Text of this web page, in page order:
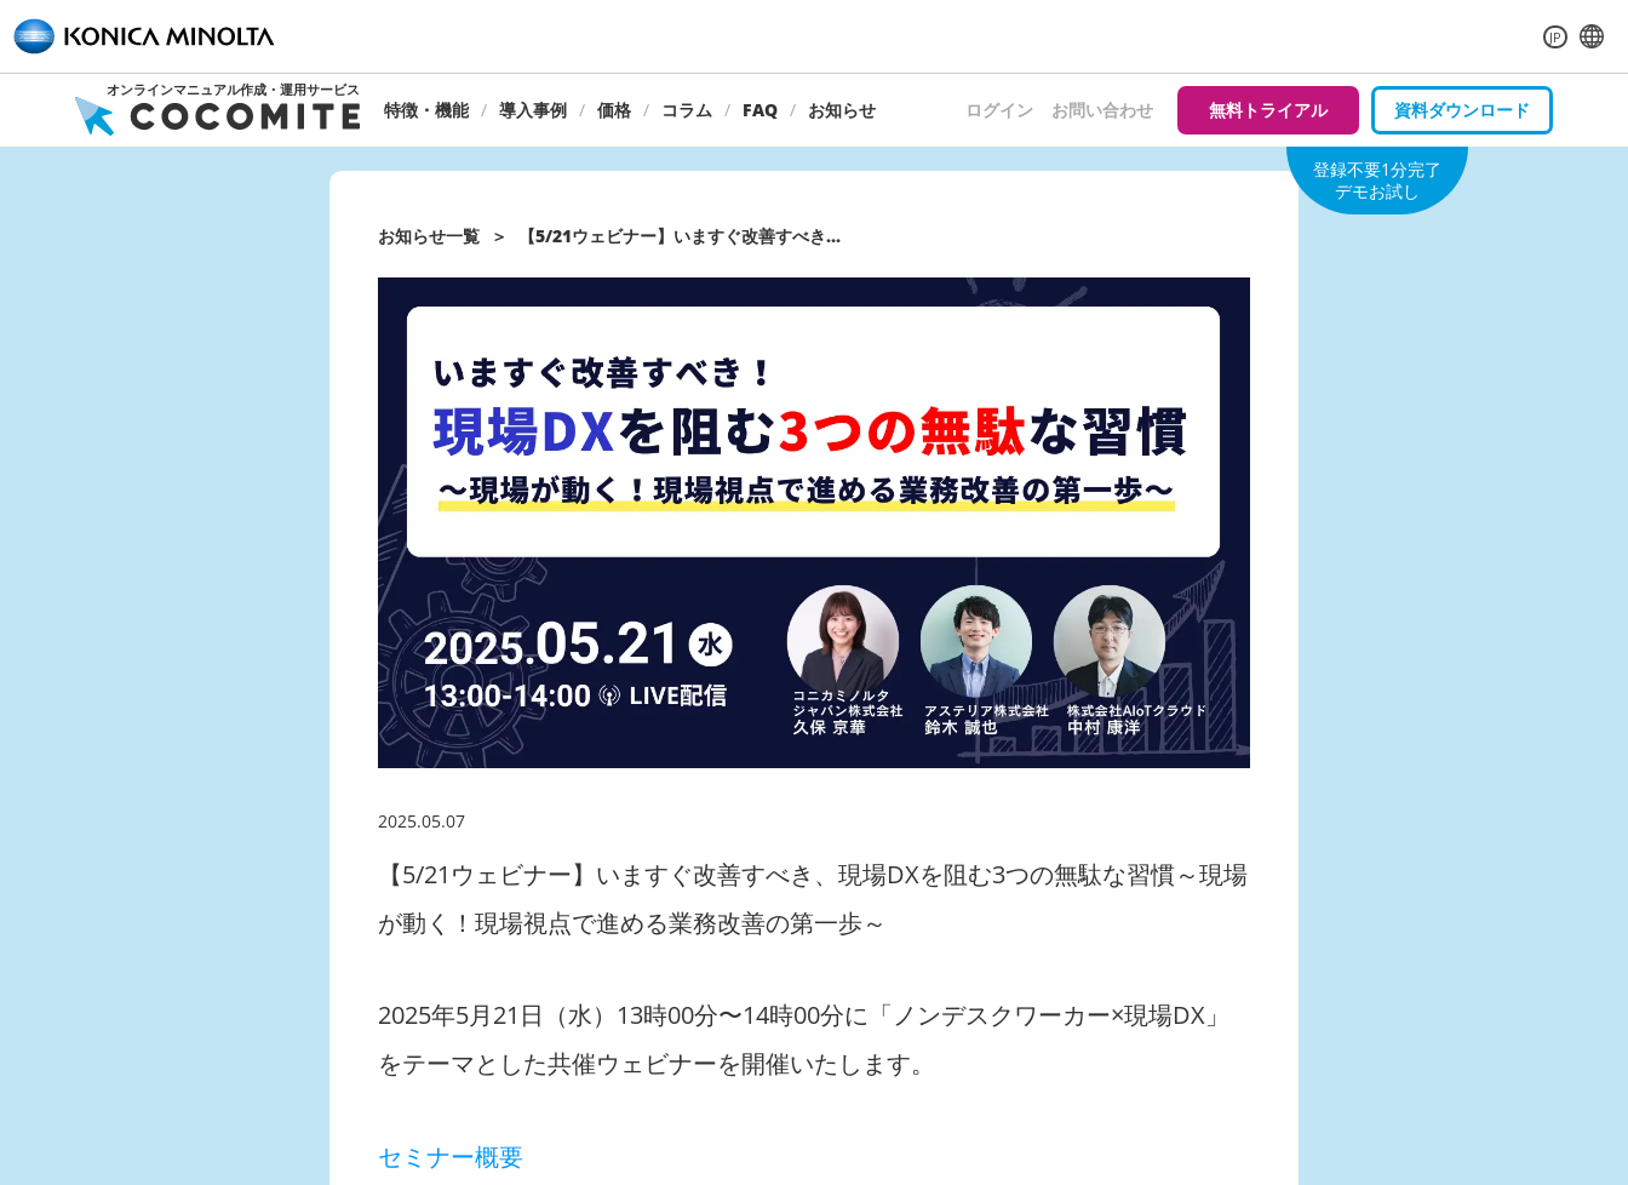
JP
登録不要1分完了
デモお試し
オンラインマニュアル作成・運用サービス
特徴・機能 導入事例 価格 コラム FAQ お知らせ ログイン お問い合わせ 無料トライアル 資料ダウンロード
お知らせ一覧 【5/21ウェビナー】いますぐ改善すべき...
2025.05.07
【5/21ウェビナー】いますぐ改善すべき、現場DXを阻む3つの無駄な習慣～現場
が動く！現場視点で進める業務改善の第一歩～
2025年5月21日（水）13時00分〜14時00分に「ノンデスクワーカー×現場DX」
をテーマとした共催ウェビナーを開催いたします。
セミナー概要